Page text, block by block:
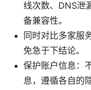
线次数、DNS泄
备兼容性。
同时对比多家服
免急于下结论。
保护账户信息：
息，遵循各自的